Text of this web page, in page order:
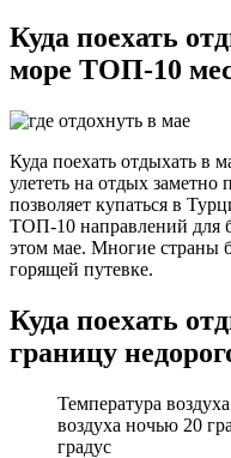
Куда поехать
море ТОП-10
Куда поехать отдыхать в
улететь на отдых
позволяет купаться в
ТОП-10 направлений для
этом мае. Многие страны
горящей путевке.
Куда поехать
границу
Температура
воздуха ночью 20
градус